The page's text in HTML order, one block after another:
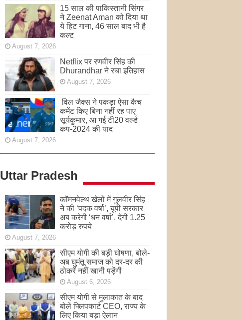
15 साल की पाकिस्तानी सिंगर
ने Zeenat Aman को दिया था
ये हिट गाना, 46 साल बाद भी है
कल्ट
August 7, 2026
Netflix पर रणवीर सिंह की
Dhurandhar ने रचा इतिहास
August 7, 2026
विल जैक्स ने पकड़ा ऐसा कैच
कमेंट किए बिना नहीं रह पाए
सूर्यकुमार, आ गई टी20 वर्ल्ड
कप-2024 की याद
August 7, 2026
Uttar Pradesh
कॉमनवेल्थ खेलों में गुलवीर सिंह
ने की ‘पदक वर्षा’, यूपी सरकार
अब करेगी ‘धन वर्षा’, देगी 1.25
करोड़ रुपये
August 7, 2026
सीएम योगी की बड़ी घोषणा, बोले-
अब घुमंतू समाज को दर-दर की
ठोकरें नहीं खानी पड़ेंगी
August 6, 2026
सीएम योगी से मुलाकात के बाद
बोले फ्लिपकार्ट CEO, राज्य के
लिए किया बड़ा ऐलान